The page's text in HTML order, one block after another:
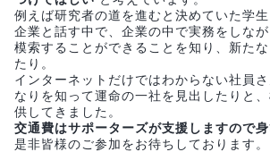
例えば研究者の道を進むと決めていた学
企業と話す中で、企業の中で実務をしな
模索することができることを知り、新た
たり。
インターネットだけではわからない社員
なりを知って運命の一社を見出したりと
供してきました。
交通費はサポーターズが支援しますので身
是非皆様のご参加をお待ちしております。